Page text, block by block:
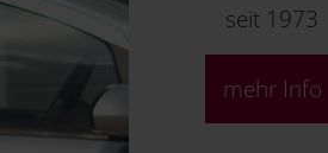
seit 1973
mehr Info